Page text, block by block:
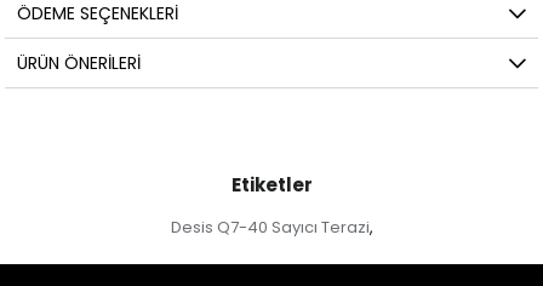
ÖDEME SEÇENEKLERI
ÜRÜN ÖNERILERI
Etiketler
Desis Q7-40 Sayıcı Terazi,